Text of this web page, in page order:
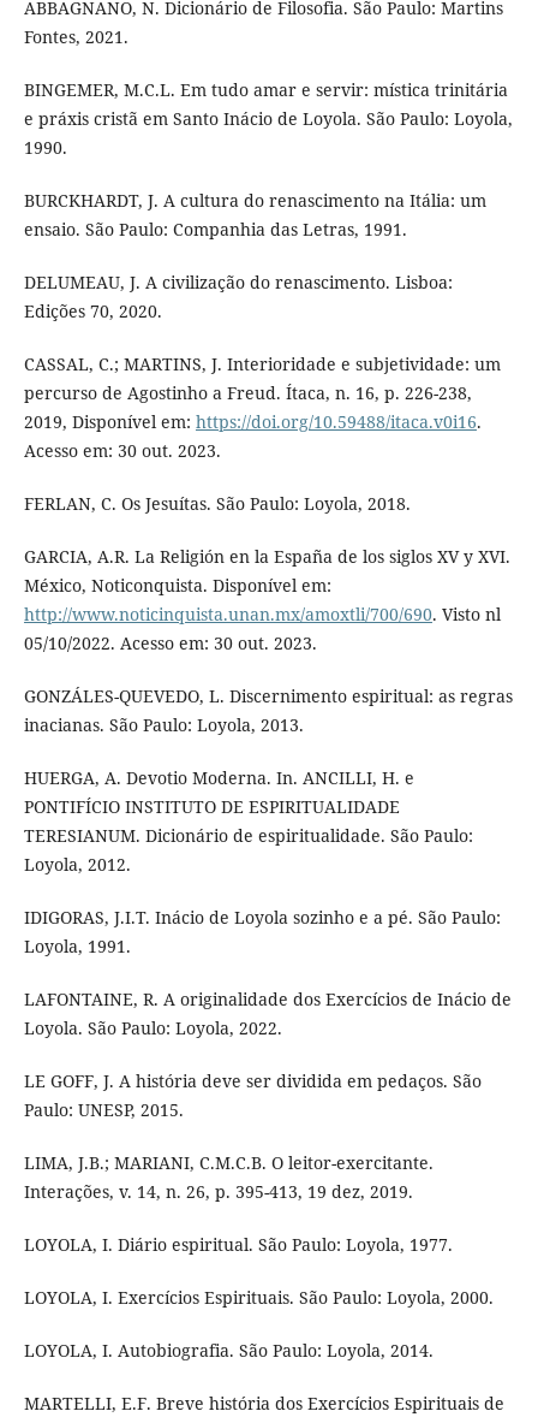
ABBAGNANO, N. Dicionário de Filosofia. São Paulo: Martins
Fontes, 2021.
BINGEMER, M.C.L. Em tudo amar e servir: mística trinitária
e práxis cristã em Santo Inácio de Loyola. São Paulo: Loyola,
1990.
BURCKHARDT, J. A cultura do renascimento na Itália: um
ensaio. São Paulo: Companhia das Letras, 1991.
DELUMEAU, J. A civilização do renascimento. Lisboa:
Edições 70, 2020.
CASSAL, C.; MARTINS, J. Interioridade e subjetividade: um
percurso de Agostinho a Freud. Ítaca, n. 16, p. 226-238,
2019, Disponível em: https://doi.org/10.59488/itaca.v0i16.
Acesso em: 30 out. 2023.
FERLAN, C. Os Jesuítas. São Paulo: Loyola, 2018.
GARCIA, A.R. La Religión en la España de los siglos XV y XVI.
México, Noticonquista. Disponível em:
http://www.noticinquista.unan.mx/amoxtli/700/690. Visto nl
05/10/2022. Acesso em: 30 out. 2023.
GONZÁLES-QUEVEDO, L. Discernimento espiritual: as regras
inacianas. São Paulo: Loyola, 2013.
HUERGA, A. Devotio Moderna. In. ANCILLI, H. e
PONTIFÍCIO INSTITUTO DE ESPIRITUALIDADE
TERESIANUM. Dicionário de espiritualidade. São Paulo:
Loyola, 2012.
IDIGORAS, J.I.T. Inácio de Loyola sozinho e a pé. São Paulo:
Loyola, 1991.
LAFONTAINE, R. A originalidade dos Exercícios de Inácio de
Loyola. São Paulo: Loyola, 2022.
LE GOFF, J. A história deve ser dividida em pedaços. São
Paulo: UNESP, 2015.
LIMA, J.B.; MARIANI, C.M.C.B. O leitor-exercitante.
Interações, v. 14, n. 26, p. 395-413, 19 dez, 2019.
LOYOLA, I. Diário espiritual. São Paulo: Loyola, 1977.
LOYOLA, I. Exercícios Espirituais. São Paulo: Loyola, 2000.
LOYOLA, I. Autobiografia. São Paulo: Loyola, 2014.
MARTELLI, E.F. Breve história dos Exercícios Espirituais de